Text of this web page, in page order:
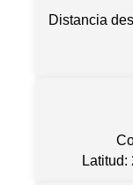
Distancia
Latitud: